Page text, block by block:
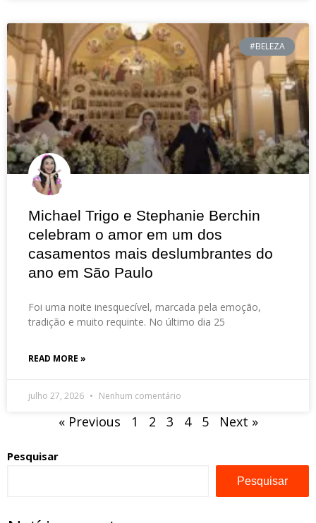
#BELEZA
Michael Trigo e Stephanie Berchin
celebram o amor em um dos
casamentos mais deslumbrantes do
ano em São Paulo
Foi uma noite inesquecível, marcada pela emoção,
tradição e muito requinte. No último dia 25
READ MORE »
julho 27, 2026 Nenhum comentário
« Previous 1 2 3 4 5 Next »
Pesquisar
Pesquisar